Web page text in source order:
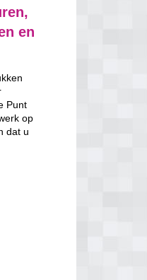
en
Punt
op
dat u